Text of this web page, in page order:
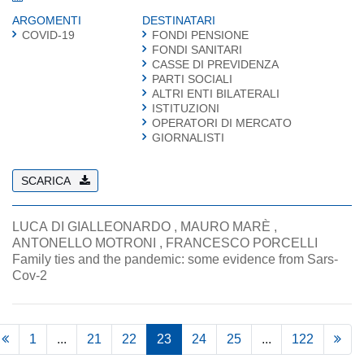
ARGOMENTI
COVID-19
DESTINATARI
FONDI PENSIONE
FONDI SANITARI
CASSE DI PREVIDENZA
PARTI SOCIALI
ALTRI ENTI BILATERALI
ISTITUZIONI
OPERATORI DI MERCATO
GIORNALISTI
SCARICA
LUCA DI GIALLEONARDO , MAURO MARÈ ,
ANTONELLO MOTRONI , FRANCESCO PORCELLI
Family ties and the pandemic: some evidence from Sars-
Cov-2
1 ... 21 22 23 24 25 ... 122